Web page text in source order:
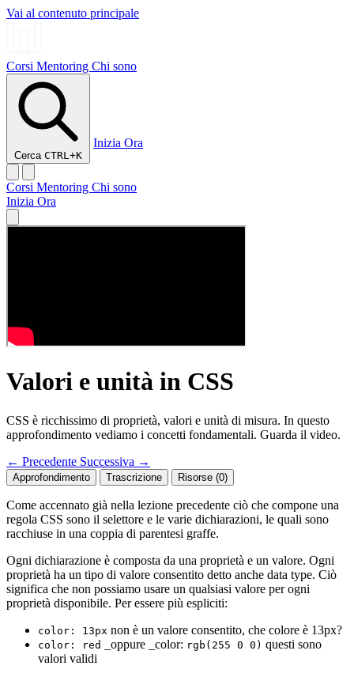
Vai al contenuto principale
Corsi Mentoring Chi sono
Cerca CTRL+K
Inizia Ora
Corsi Mentoring Chi sono
Inizia Ora
Valori e unità in CSS
CSS è ricchissimo di proprietà, valori e unità di misura. In questo
approfondimento vediamo i concetti fondamentali. Guarda il video.
← Precedente Successiva →
Approfondimento Trascrizione Risorse (0)
Come accennato già nella lezione precedente ciò che compone una
regola CSS sono il selettore e le varie dichiarazioni, le quali sono
racchiuse in una coppia di parentesi graffe.
Ogni dichiarazione è composta da una proprietà e un valore. Ogni
proprietà ha un tipo di valore consentito detto anche data type. Ciò
significa che non possiamo usare un qualsiasi valore per ogni
proprietà disponibile. Per essere più espliciti:
color: 13px non è un valore consentito, che colore è 13px?
color: red _oppure _color: rgb(255 0 0) questi sono
valori validi